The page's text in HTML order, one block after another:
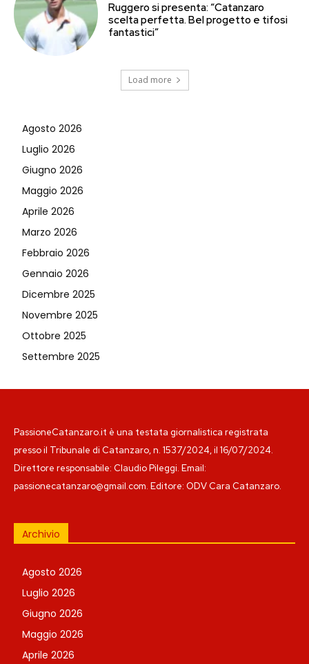
Ruggero si presenta: “Catanzaro
scelta perfetta. Bel progetto e tifosi
fantastici”
Load more
Agosto 2026
Luglio 2026
Giugno 2026
Maggio 2026
Aprile 2026
Marzo 2026
Febbraio 2026
Gennaio 2026
Dicembre 2025
Novembre 2025
Ottobre 2025
Settembre 2025
PassioneCatanzaro.it è una testata giornalistica registrata
presso il Tribunale di Catanzaro, n. 1537/2024, il 16/07/2024.
Direttore responsabile: Claudio Pileggi. Email:
passionecatanzaro@gmail.com. Editore: ODV Cara Catanzaro.
Archivio
Agosto 2026
Luglio 2026
Giugno 2026
Maggio 2026
Aprile 2026